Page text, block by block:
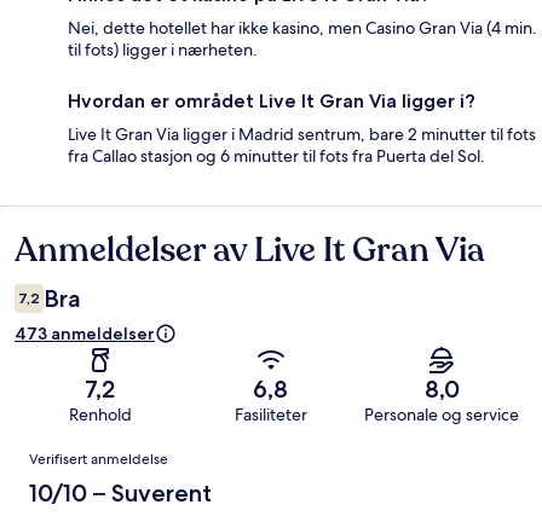
Nei, dette hotellet har ikke kasino, men Casino Gran Via (4 min.
til fots) ligger i nærheten.
Hvordan er området Live It Gran Via ligger i?
Live It Gran Via ligger i Madrid sentrum, bare 2 minutter til fots
fra Callao stasjon og 6 minutter til fots fra Puerta del Sol.
Anmeldelser
Anmeldelser av Live It Gran Via
7,2 Bra
473 anmeldelser
7,2
Renhold
6,8
Fasiliteter
8,0
Personale og service
Anmeldelser
Verifisert anmeldelse
10/10 – Suverent